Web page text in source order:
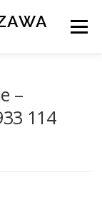
Menu
–
114